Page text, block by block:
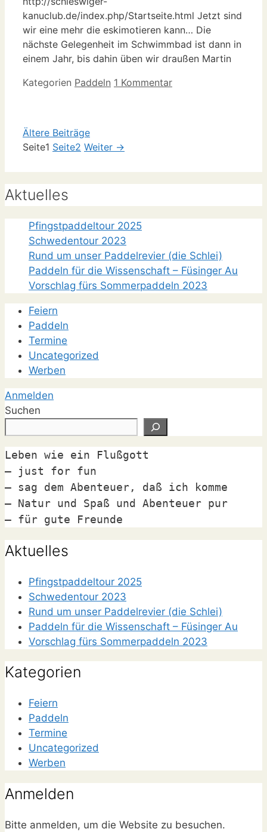
kanuclub.de/index.php/Startseite.html Jetzt sind
wir eine mehr die eskimotieren kann… Die
nächste Gelegenheit im Schwimmbad ist dann in
einem Jahr, bis dahin üben wir draußen Martin
Kategorien Paddeln 1 Kommentar
Ältere Beiträge
Seite1 Seite2 Weiter →
Aktuelles
Pfingstpaddeltour 2025
Schwedentour 2023
Rund um unser Paddelrevier (die Schlei)
Paddeln für die Wissenschaft – Füsinger Au
Vorschlag fürs Sommerpaddeln 2023
Feiern
Paddeln
Termine
Uncategorized
Werben
Anmelden
Suchen
Leben wie ein Flußgott
– just for fun
– sag dem Abenteuer, daß ich komme
– Natur und Spaß und Abenteuer pur
– für gute Freunde
Aktuelles
Pfingstpaddeltour 2025
Schwedentour 2023
Rund um unser Paddelrevier (die Schlei)
Paddeln für die Wissenschaft – Füsinger Au
Vorschlag fürs Sommerpaddeln 2023
Kategorien
Feiern
Paddeln
Termine
Uncategorized
Werben
Anmelden
Bitte anmelden, um die Website zu besuchen.